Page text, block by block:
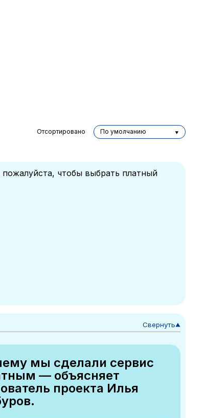
Отсортировано По умолчанию
чтобы выбрать платный
Свернуть▼
мы сделали сервис
— объясняет
проекта Илья